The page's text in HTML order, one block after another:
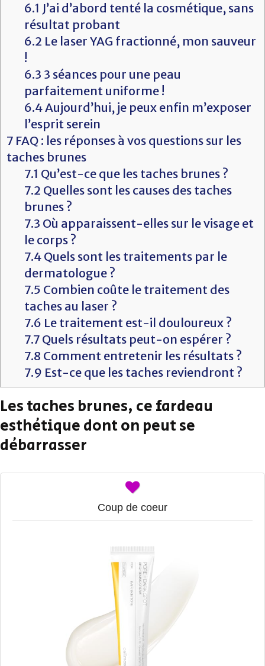
6.1 J’ai d’abord tenté la cosmétique, sans
résultat probant
6.2 Le laser YAG fractionné, mon sauveur
!
6.3 3 séances pour une peau
parfaitement uniforme !
6.4Aujourd’hui, je peux enfin m’exposer
l’esprit serein
7 FAQ : les réponses à vos questions sur les
taches brunes
7.1 Qu’est-ce que les taches brunes ?
7.2 Quelles sont les causes des taches
brunes ?
7.3 Où apparaissent-elles sur le visage et
le corps ?
7.4 Quels sont les traitements par le
dermatologue ?
7.5 Combien coûte le traitement des
taches au laser ?
7.6 Le traitement est-il douloureux ?
7.7 Quels résultats peut-on espérer ?
7.8 Comment entretenir les résultats ?
7.9 Est-ce que les taches reviendront ?
Les taches brunes, ce fardeau
esthétique dont on peut se
débarrasser
Coup de coeur